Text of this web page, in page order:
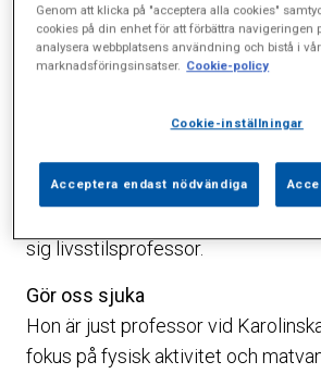
särskilt svårt att förstå.
– Kunskapen om livsstil och hälsa
ändå livsstilens betydelse trots att
om den. Vardagsrörelsen
steg vi tar räknas och påverkar
sig livsstilsprofessor.
Gör oss sjuka
Hon är just professor vid
fokus på fysisk aktivitet och
Genom att klicka på "acceptera alla cookies"
cookies på din enhet för att förbättra navigeringen
analysera webbplatsens användning och bistå i
marknadsföringsinsatser. Cookie-policy
Cookie-inställningar
Acceptera endast nödvändiga